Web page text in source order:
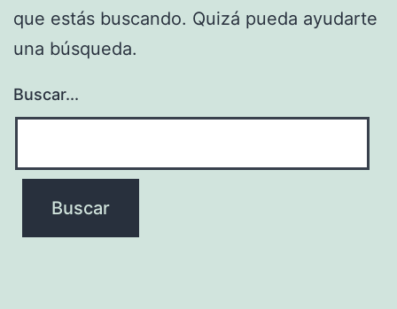
que estás buscando. Quizá pueda ayudarte
una búsqueda.
Buscar...